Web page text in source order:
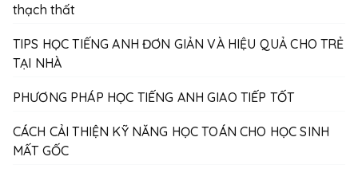
thạch thất
TIPS HỌC TIẾNG ANH ĐƠN GIẢN VÀ HIỆU QUẢ CHO TRẺ
TẠI NHÀ
PHƯƠNG PHÁP HỌC TIẾNG ANH GIAO TIẾP TỐT
CÁCH CẢI THIỆN KỸ NĂNG HỌC TOÁN CHO HỌC SINH
MẤT GỐC